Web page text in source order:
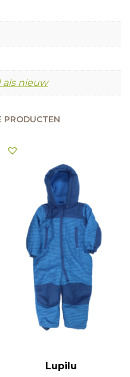
als nieuw
PRODUCTEN
Lupilu